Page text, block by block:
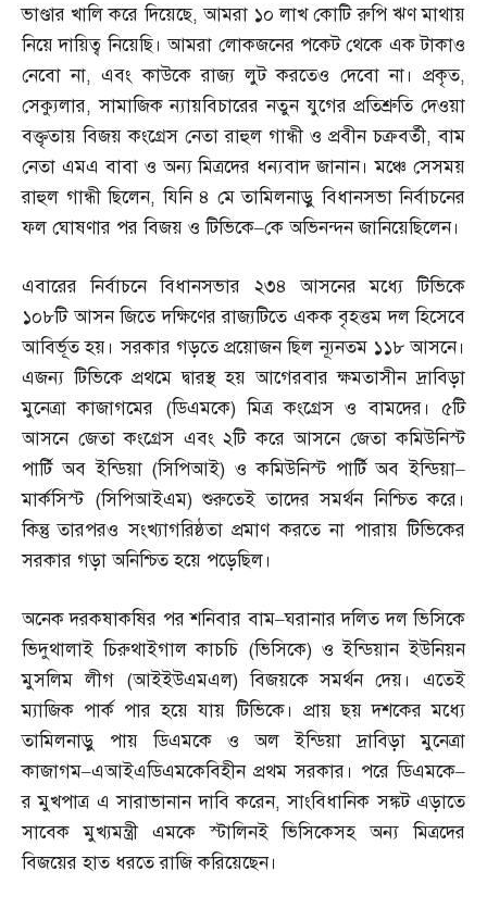
ভাণ্ডার খালি করে দিয়েছে,আমরা ১০ লাখ কোটি রুপি ঋণ মাথায়
নিয়ে দায়িত্ব নিয়েছি। আমরা লোকজনের পকেট থেকে এক টাকাও
নেবো না,এবং কাউকে রাজ্য লুট করতেও দেবো না। প্রকৃত,
সেক্যুলার,সামাজিক ন্যায়বিচারের নতুন যুগের প্রতিশ্রুতি দেওয়া
বক্তৃতায় বিজয় কংগ্রেস নেতা রাহুল গান্ধী ও প্রবীন চক্রবর্তী,বাম
নেতা এমএ বাবা ও অন্য মিত্রদের ধন্যবাদ জানান। মঞ্চে সেসময়
রাহুল গান্ধী ছিলেন,যিনি ৪ মে তামিলনাড়ু বিধানসভা নির্বাচনের
ফল ঘোষণার পর বিজয় ও টিভিকে–কে অভিনন্দন জানিয়েছিলেন।
এবারের নির্বাচনে বিধানসভার ২৩৪ আসনের মধ্যে টিভিকে
১০৮টি আসন জিতে দক্ষিণের রাজ্যটিতে একক বৃহত্তম দল হিসেবে
আবির্ভূত হয়। সরকার গড়তে প্রয়োজন ছিল ন্যূনতম ১১৮ আসনে।
এজন্য টিভিকে প্রথমে দ্বারস্থ হয় আগেরবার ক্ষমতাসীন দ্রাবিড়া
মুনেত্রা কাজাগমের (ডিএমকে)মিত্র কংগ্রেস ও বামদের। ৫টি
আসনে জেতা কংগ্রেস এবং ২টি করে আসনে জেতা কমিউনিস্ট
পার্টি অব ইন্ডিয়া (সিপিআই) ও কমিউনিস্ট পার্টি অব ইন্ডিয়া–
মার্কসিস্ট (সিপিআইএম) শুরুতেই তাদের সমর্থন নিশ্চিত করে।
কিন্তু তারপরও সংখ্যাগরিষ্ঠতা প্রমাণ করতে না পারায় টিভিকের
সরকার গড়া অনিশ্চিত হয়ে পড়েছিল।
অনেক দরকষাকষির পর শনিবার বাম–ঘরানার দলিত দল ভিসিকে
ভিদুথালাই চিরুথাইগাল কাচচি (ভিসিকে) ও ইন্ডিয়ান ইউনিয়ন
মুসলিম লীগ (আইইউএমএল)বিজয়কে সমর্থন দেয়। এতেই
ম্যাজিক পার্ক পার হয়ে যায় টিভিকে। প্রায় ছয় দশকের মধ্যে
তামিলনাড়ু পায় ডিএমকে ও অল ইন্ডিয়া দ্রাবিড়া মুনেত্রা
কাজাগম–এআইএডিএমকেবিহীন প্রথম সরকার। পরে ডিএমকে–
র মুখপাত্র এ সারাভানান দাবি করেন,সাংবিধানিক সঙ্কট এড়াতে
সাবেক মুখ্যমন্ত্রী এমকে স্টালিনই ভিসিকেসহ অন্য মিত্রদের
বিজয়ের হাত ধরতে রাজি করিয়েছেন।